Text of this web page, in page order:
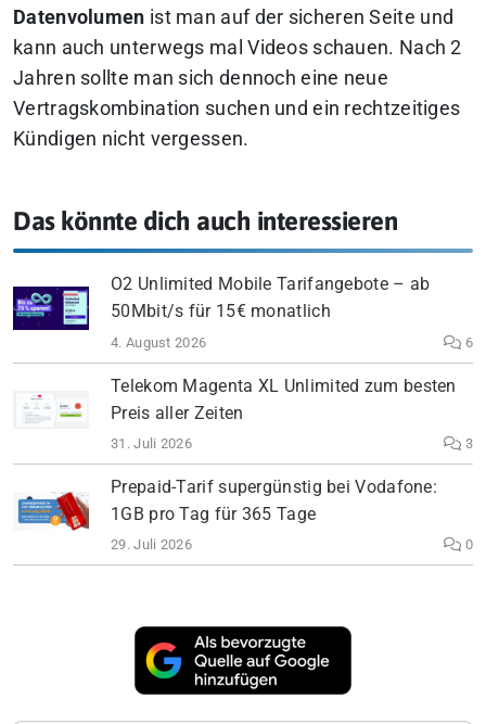
Datenvolumen ist man auf der sicheren Seite und
kann auch unterwegs mal Videos schauen. Nach 2
Jahren sollte man sich dennoch eine neue
Vertragskombination suchen und ein rechtzeitiges
Kündigen nicht vergessen.
Das könnte dich auch interessieren
O2 Unlimited Mobile Tarifangebote – ab
50Mbit/s für 15€ monatlich
4. August 2026 6
Telekom Magenta XL Unlimited zum besten
Preis aller Zeiten
31. Juli 2026 3
Prepaid-Tarif supergünstig bei Vodafone:
1GB pro Tag für 365 Tage
29. Juli 2026 0